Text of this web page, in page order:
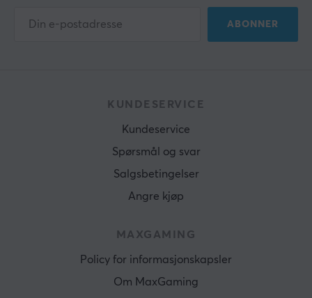
ABONNER
KUNDESERVICE
Kundeservice
Spørsmål og svar
Salgsbetingelser
Angre kjøp
MAXGAMING
Policy for informasjonskapsler
Om MaxGaming